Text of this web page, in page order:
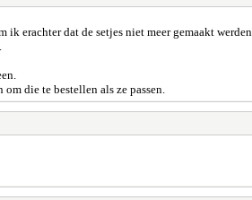
erachter dat de setjes niet meer gemaakt werden.
die te bestellen als ze passen.